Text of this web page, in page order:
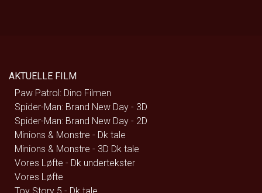
AKTUELLE FILM
Paw Patrol: Dino Filmen
Spider-Man: Brand New Day - 3D
Spider-Man: Brand New Day - 2D
Minions & Monstre - Dk tale
Minions & Monstre - 3D Dk tale
Vores Løfte - Dk undertekster
Vores Løfte